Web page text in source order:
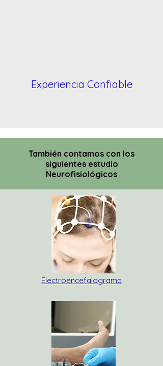
Experiencia Confiable
También contamos con los
siguientes estudio
Neurofisiológicos
Electroencefalograma